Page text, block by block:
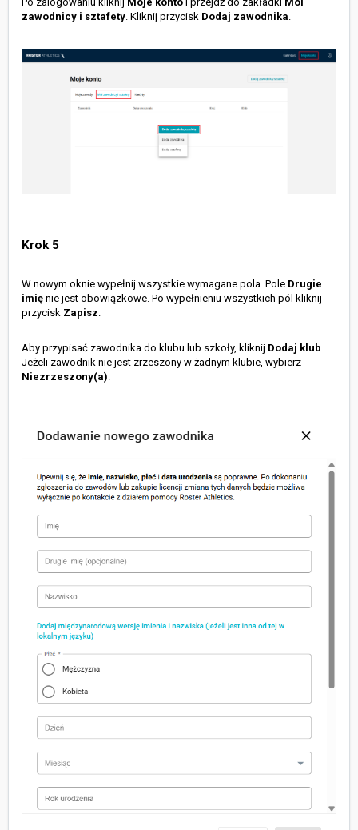
zawodnicy i sztafety . Kliknij przycisk Dodaj zawodnika
Krok 5
W nowym oknie wypełnij wszystkie wymagane pola. Pole Drugie
imię nie jest obowiązkowe. Po wypełnieniu wszystkich pól kliknij
przycisk Zapisz
Aby przypisać zawodnika do klubu lub szkoły, kliknij Dodaj klub
Jeżeli zawodnik nie jest zrzeszony w żadnym klubie, wybierz
Niezrzeszony(a)